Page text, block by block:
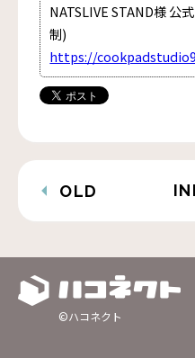
NATSLIVE STAND様 公
制)
https://
OLD
©ハコネクト